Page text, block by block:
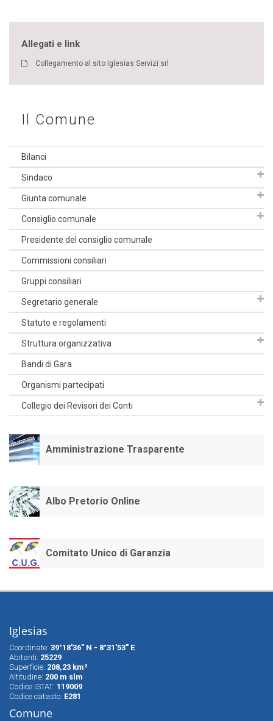
Allegati e link
Collegamento al sito Iglesias Servizi srl
Il Comune
Bilanci
Sindaco
Giunta comunale
Consiglio comunale
Presidente del consiglio comunale
Commissioni consiliari
Gruppi consiliari
Segretario generale
Statuto e regolamenti
Struttura organizzativa
Bandi di Gara
Organismi partecipati
Collegio dei Revisori dei Conti
Amministrazione Trasparente
Albo Pretorio Online
Comitato Unico di Garanzia
Iglesias
Coordinate: 39°18'36" N - 8°31'53" E
Abitanti: 25229
Superfìcie: 208,23 km²
Altitudine: 200 m slm
Codice ISTAT: 119009
Codice catasto: E281
Comune